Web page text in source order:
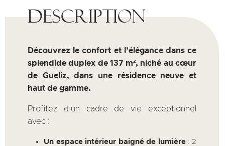
Description
Découvrez le confort et l’élégance dans ce
splendide duplex de 137 m², niché au cœur
de Gueliz, dans une résidence neuve et
haut de gamme.
Profitez d’un cadre de vie exceptionnel
avec :
Un espace intérieur baigné de lumière: 2